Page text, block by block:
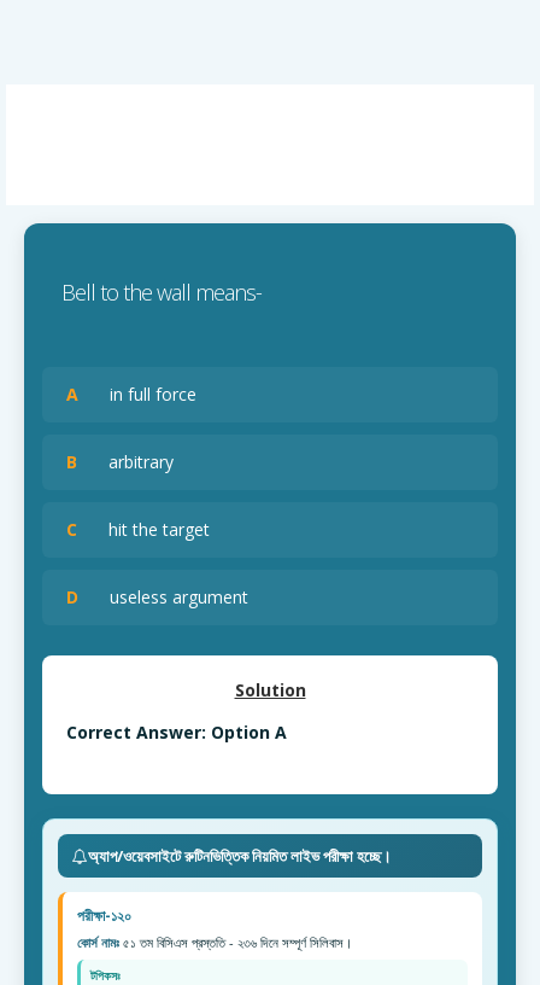
Bell to the wall means-
A in full force
B arbitrary
C hit the target
D useless argument
Solution
Correct Answer: Option A
অ্যাপ/ওয়েবসাইটে রুটিনভিত্তিক নিয়মিত লাইভ পরীক্ষা হচ্ছে।
পরীক্ষা-১২০
কোর্স নামঃ ৫১ তম বিসিএস প্রস্ততি - ২৩৬ দিনে সম্পূর্ণ সিলিবাস।
টপিকসঃ